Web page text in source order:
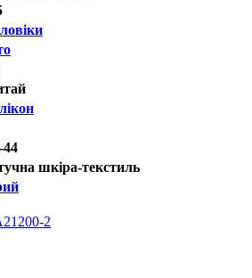
44
шкіра-текстиль